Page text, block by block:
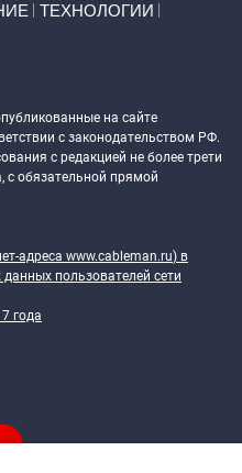
ТЕХНОЛОГИИ
на сайте
с законодательством РФ.
с редакцией не более трети
с обязательной прямой
адреса www.cableman.ru) в
пользователей сети
года